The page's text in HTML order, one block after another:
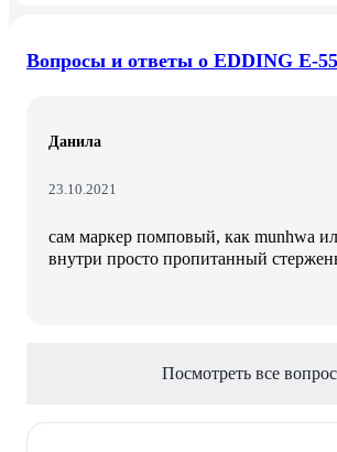
Вопросы и ответы о EDDING E-
Данила
23.10.2021
сам маркер помповый, как munhwa
внутри просто пропитанный
Посмотреть все